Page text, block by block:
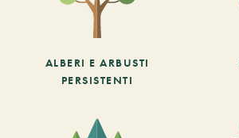
ALBERI E ARBUSTI
PERSISTENTI